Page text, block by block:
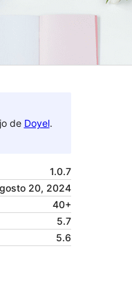
de Doyel.
1.0.7
20, 2024
40+
5.7
5.6